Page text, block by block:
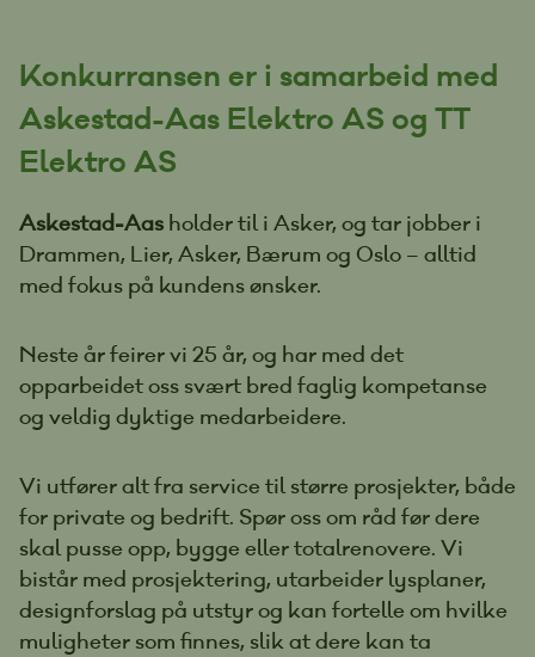
Konkurransen er i samarbeid med
Askestad-Aas Elektro AS og TT
Elektro AS
Askestad-Aas holder til i Asker, og tar jobber i
Drammen, Lier, Asker, Bærum og Oslo – alltid
med fokus på kundens ønsker.
Neste år feirer vi 25 år, og har med det
opparbeidet oss svært bred faglig kompetanse
og veldig dyktige medarbeidere.
Vi utfører alt fra service til større prosjekter, både
for private og bedrift. Spør oss om råd før dere
skal pusse opp, bygge eller totalrenovere. Vi
bistår med prosjektering, utarbeider lysplaner,
designforslag på utstyr og kan fortelle om hvilke
muligheter som finnes, slik at dere kan ta